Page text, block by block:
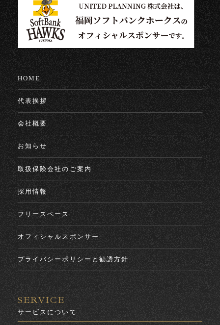
HOME
代表挨拶
会社概要
お知らせ
取扱保険会社のご案内
採用情報
フリースペース
オフィシャルスポンサー
プライバシーポリシーと勧誘方針
SERVICE
サービスについて